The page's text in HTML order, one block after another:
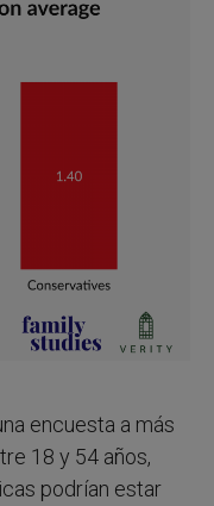
encuesta a más
18 y 54 años,
podrían estar